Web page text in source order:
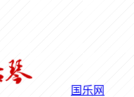
国乐网